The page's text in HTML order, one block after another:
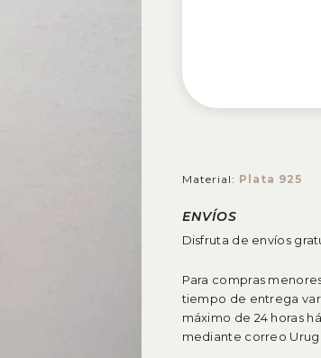
Material: Plata 925
ENVÍOS
Disfruta de envíos
Para compras
tiempo de entrega
máximo de 24 horas
mediante correo